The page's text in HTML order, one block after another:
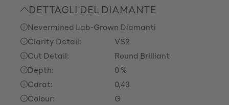
DETTAGLI DEL DIAMANTE
Nevermined Lab-Grown Diamanti
Clarity Detail:
VS2
Cut Detail:
Round Brilliant
Depth:
0 %
Carat:
0,43
Colour:
G